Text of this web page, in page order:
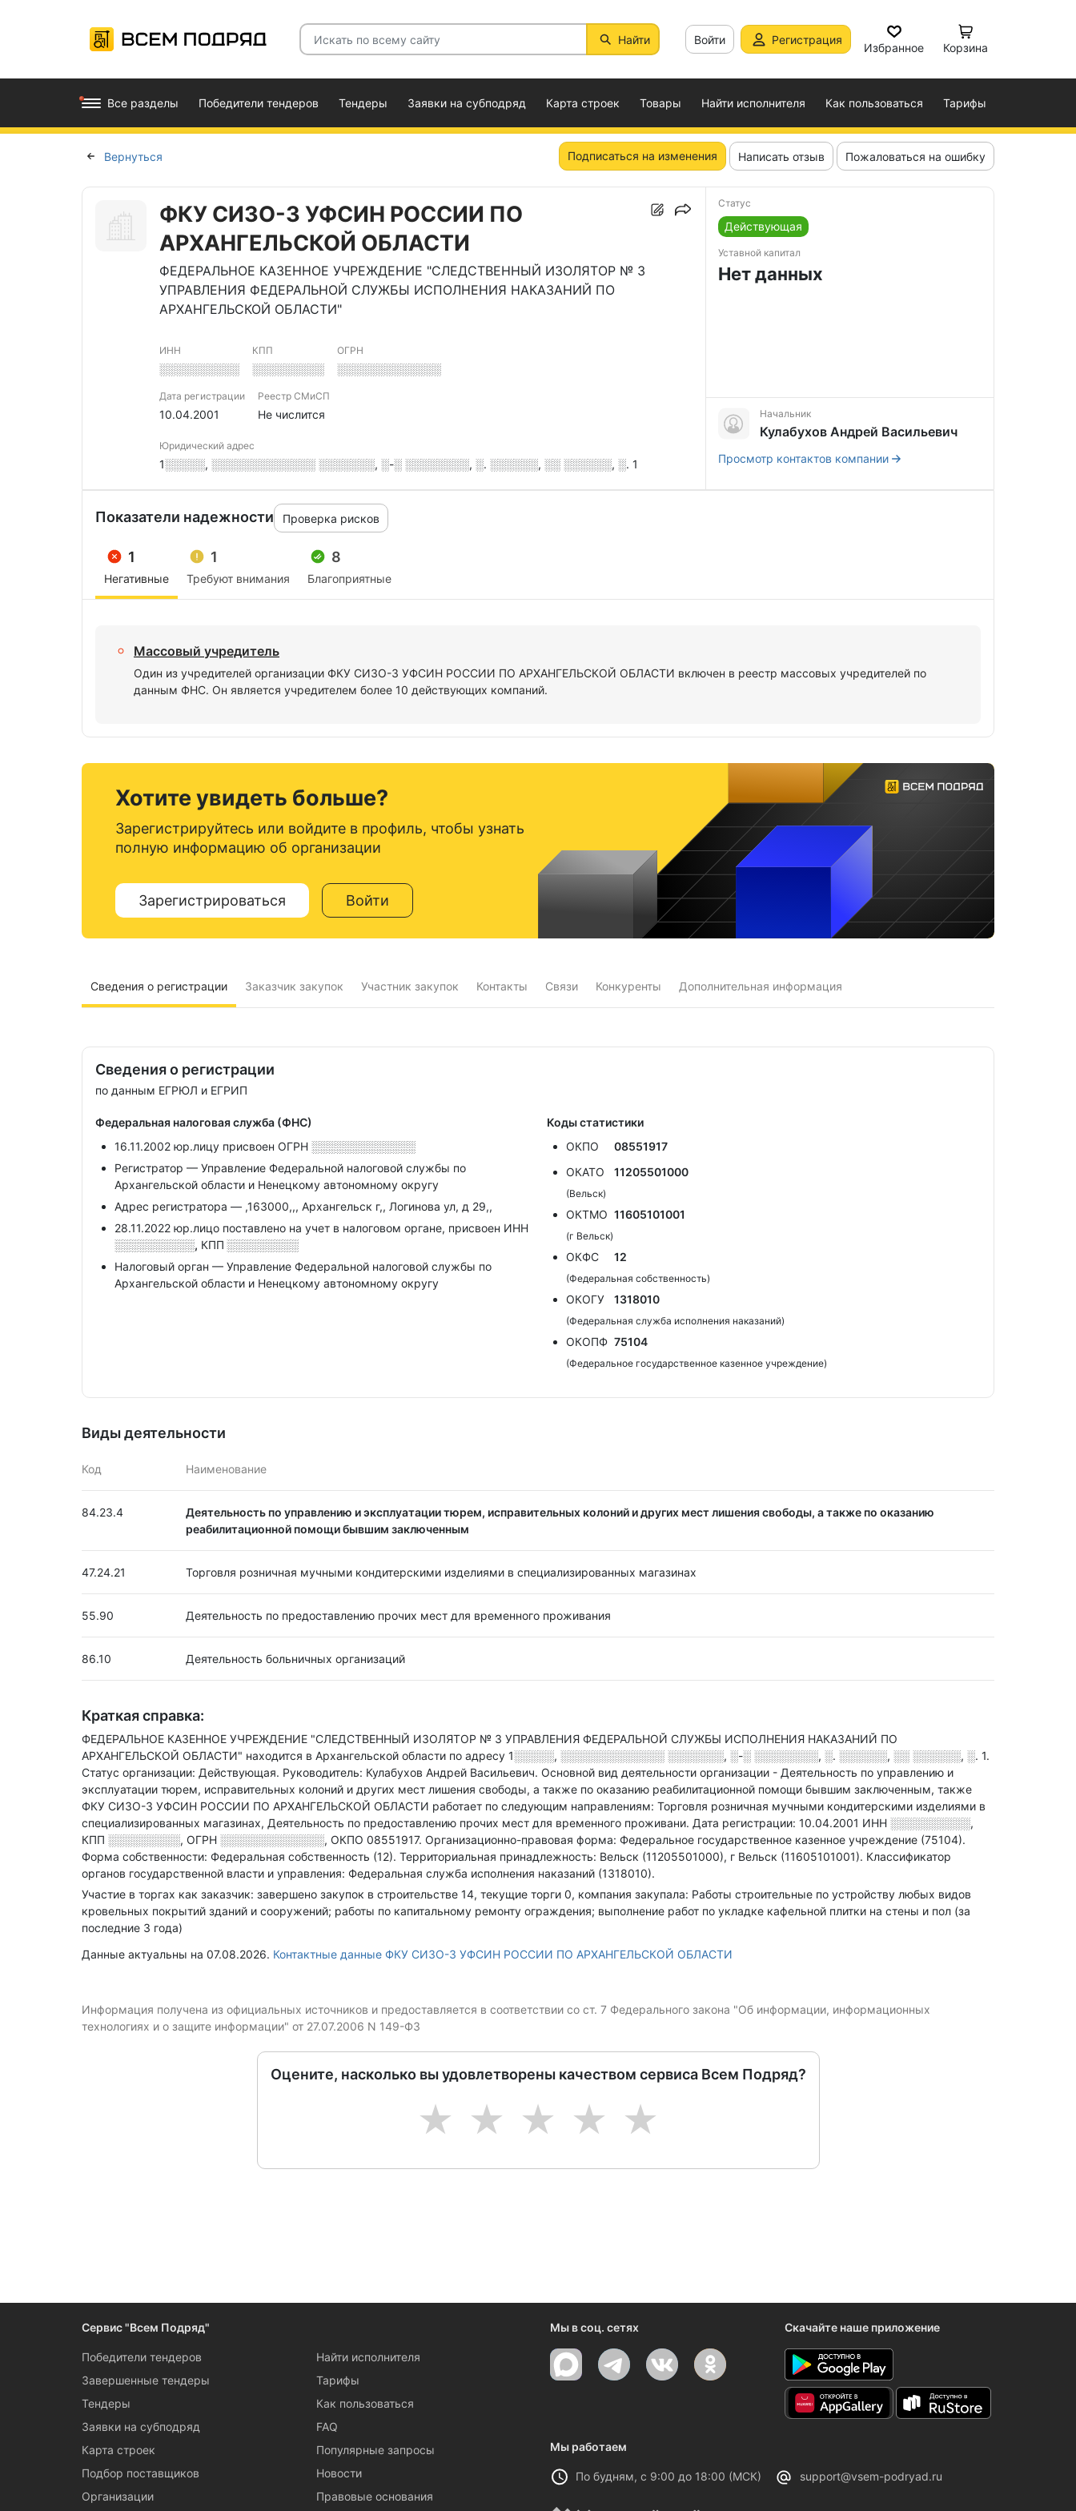
Найти Войти Регистрация
Избранное Корзина
Все разделы Победители тендеров Тендеры Заявки на субподряд Карта строек Товары Найти исполнителя Как пользоваться Тарифы
Вернуться Подписаться на изменения Написать отзыв Пожаловаться на ошибку
ФКУ СИЗО-3 УФСИН РОССИИ ПО
АРХАНГЕЛЬСКОЙ ОБЛАСТИ
ФЕДЕРАЛЬНОЕ КАЗЕННОЕ УЧРЕЖДЕНИЕ "СЛЕДСТВЕННЫЙ ИЗОЛЯТОР № 3
УПРАВЛЕНИЯ ФЕДЕРАЛЬНОЙ СЛУЖБЫ ИСПОЛНЕНИЯ НАКАЗАНИЙ ПО
АРХАНГЕЛЬСКОЙ ОБЛАСТИ"
ИНН
░░░░░░░░░░
КПП
░░░░░░░░░
ОГРН
░░░░░░░░░░░░░
Дата регистрации
10.04.2001
Реестр СМиСП
Не числится
Юридический адрес
1░░░░░, ░░░░░░░░░░░░░ ░░░░░░░, ░-░ ░░░░░░░░, ░. ░░░░░░, ░░ ░░░░░░, ░. 1
Статус
Действующая
Уставной капитал
Нет данных
Начальник
Кулабухов Андрей Васильевич
Просмотр контактов компании
Показатели надежности Проверка рисков
1
Негативные
1
Требуют внимания
8
Благоприятные
Массовый учредитель
Один из учредителей организации ФКУ СИЗО-3 УФСИН РОССИИ ПО АРХАНГЕЛЬСКОЙ ОБЛАСТИ включен в реестр массовых учредителей по
данным ФНС. Он является учредителем более 10 действующих компаний.
Хотите увидеть больше?
Зарегистрируйтесь или войдите в профиль, чтобы узнать
полную информацию об организации
Зарегистрироваться Войти
Сведения о регистрации Заказчик закупок Участник закупок Контакты Связи Конкуренты Дополнительная информация
Сведения о регистрации
по данным ЕГРЮЛ и ЕГРИП
Федеральная налоговая служба (ФНС)
16.11.2002 юр.лицу присвоен ОГРН ░░░░░░░░░░░░░
Регистратор — Управление Федеральной налоговой службы по
Архангельской области и Ненецкому автономному округу
Адрес регистратора — ,163000,,, Архангельск г,, Логинова ул, д 29,,
28.11.2022 юр.лицо поставлено на учет в налоговом органе, присвоен ИНН
░░░░░░░░░░, КПП ░░░░░░░░░
Налоговый орган — Управление Федеральной налоговой службы по
Архангельской области и Ненецкому автономному округу
Коды статистики
ОКПО
08551917
ОКАТО
11205501000
(Вельск)
ОКТМО 11605101001
(г Вельск)
ОКФС 12
(Федеральная собственность)
ОКОГУ 1318010
(Федеральная служба исполнения наказаний)
ОКОПФ 75104
(Федеральное государственное казенное учреждение)
Виды деятельности
Код Наименование
84.23.4
Деятельность по управлению и эксплуатации тюрем, исправительных колоний и других мест лишения свободы, а также по оказанию
реабилитационной помощи бывшим заключенным
47.24.21 Торговля розничная мучными кондитерскими изделиями в специализированных магазинах
55.90 Деятельность по предоставлению прочих мест для временного проживания
86.10 Деятельность больничных организаций
Краткая справка:
ФЕДЕРАЛЬНОЕ КАЗЕННОЕ УЧРЕЖДЕНИЕ "СЛЕДСТВЕННЫЙ ИЗОЛЯТОР № 3 УПРАВЛЕНИЯ ФЕДЕРАЛЬНОЙ СЛУЖБЫ ИСПОЛНЕНИЯ НАКАЗАНИЙ ПО
АРХАНГЕЛЬСКОЙ ОБЛАСТИ" находится в Архангельской области по адресу 1░░░░░, ░░░░░░░░░░░░░ ░░░░░░░, ░-░ ░░░░░░░░, ░. ░░░░░░, ░░ ░░░░░░, ░. 1.
Статус организации: Действующая. Руководитель: Кулабухов Андрей Васильевич. Основной вид деятельности организации - Деятельность по управлению и
эксплуатации тюрем, исправительных колоний и других мест лишения свободы, а также по оказанию реабилитационной помощи бывшим заключенным, также
ФКУ СИЗО-3 УФСИН РОССИИ ПО АРХАНГЕЛЬСКОЙ ОБЛАСТИ работает по следующим направлениям: Торговля розничная мучными кондитерскими изделиями в
специализированных магазинах, Деятельность по предоставлению прочих мест для временного проживани. Дата регистрации: 10.04.2001 ИНН ░░░░░░░░░░,
КПП ░░░░░░░░░, ОГРН ░░░░░░░░░░░░░, ОКПО 08551917. Организационно-правовая форма: Федеральное государственное казенное учреждение (75104).
Форма собственности: Федеральная собственность (12). Территориальная принадлежность: Вельск (11205501000), г Вельск (11605101001). Классификатор
органов государственной власти и управления: Федеральная служба исполнения наказаний (1318010).
Участие в торгах как заказчик: завершено закупок в строительстве 14, текущие торги 0, компания закупала: Работы строительные по устройству любых видов
кровельных покрытий зданий и сооружений; работы по капитальному ремонту ограждения; выполнение работ по укладке кафельной плитки на стены и пол (за
последние 3 года)
Данные актуальны на 07.08.2026. Контактные данные ФКУ СИЗО-3 УФСИН РОССИИ ПО АРХАНГЕЛЬСКОЙ ОБЛАСТИ
Информация получена из официальных источников и предоставляется в соответствии со ст. 7 Федерального закона "Об информации, информационных
технологиях и о защите информации" от 27.07.2006 N 149-ФЗ
Оцените, насколько вы удовлетворены качеством сервиса Всем Подряд?
5
4
3
2
1
Сервис "Всем Подряд"
Победители тендеров
Завершенные тендеры
Тендеры
Заявки на субподряд
Карта строек
Подбор поставщиков
Организации
Найти исполнителя
Тарифы
Как пользоваться
FAQ
Популярные запросы
Новости
Правовые основания
Мы в соц. сетях Скачайте наше приложение
Мы работаем
По будням, с 9:00 до 18:00 (МСК) support@vsem-podryad.ru